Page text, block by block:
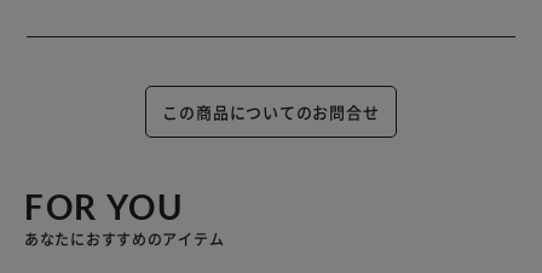
この商品についてのお問合せ
FOR YOU
あなたにおすすめのアイテム